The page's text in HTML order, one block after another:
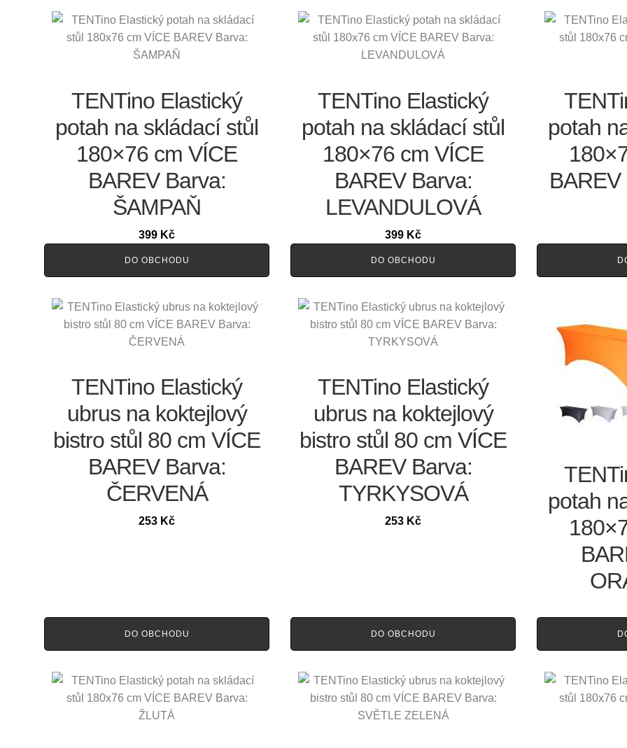
TENTino Elastický
potah na skládací stůl
180×76 cm VÍCE
BAREV Barva:
ŠAMPAŇ
399 Kč
DO OBCHODU
TENTino Elastický
potah na skládací stůl
180×76 cm VÍCE
BAREV Barva:
LEVANDULOVÁ
399 Kč
DO OBCHODU
potah
TENTino Elastický
ubrus na koktejlový
bistro stůl 80 cm VÍCE
BAREV Barva:
ČERVENÁ
253 Kč
DO OBCHODU
TENTino Elastický
ubrus na koktejlový
bistro stůl 80 cm VÍCE
BAREV Barva:
TYRKYSOVÁ
253 Kč
DO OBCHODU
potah